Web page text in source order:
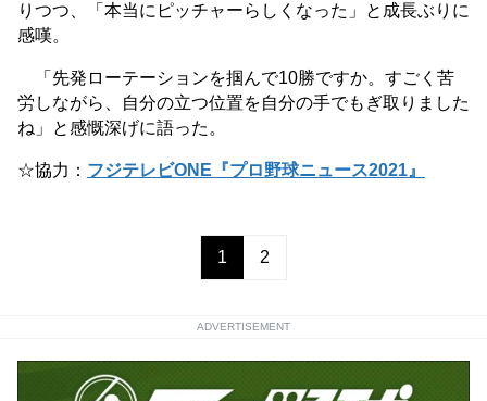
りつつ、「本当にピッチャーらしくなった」と成長ぶりに
感嘆。
「先発ローテーションを掴んで10勝ですか。すごく苦
労しながら、自分の立つ位置を自分の手でもぎ取りました
ね」と感慨深げに語った。
☆協力： フジテレビONE『プロ野球ニュース2021』
1 2
ADVERTISEMENT